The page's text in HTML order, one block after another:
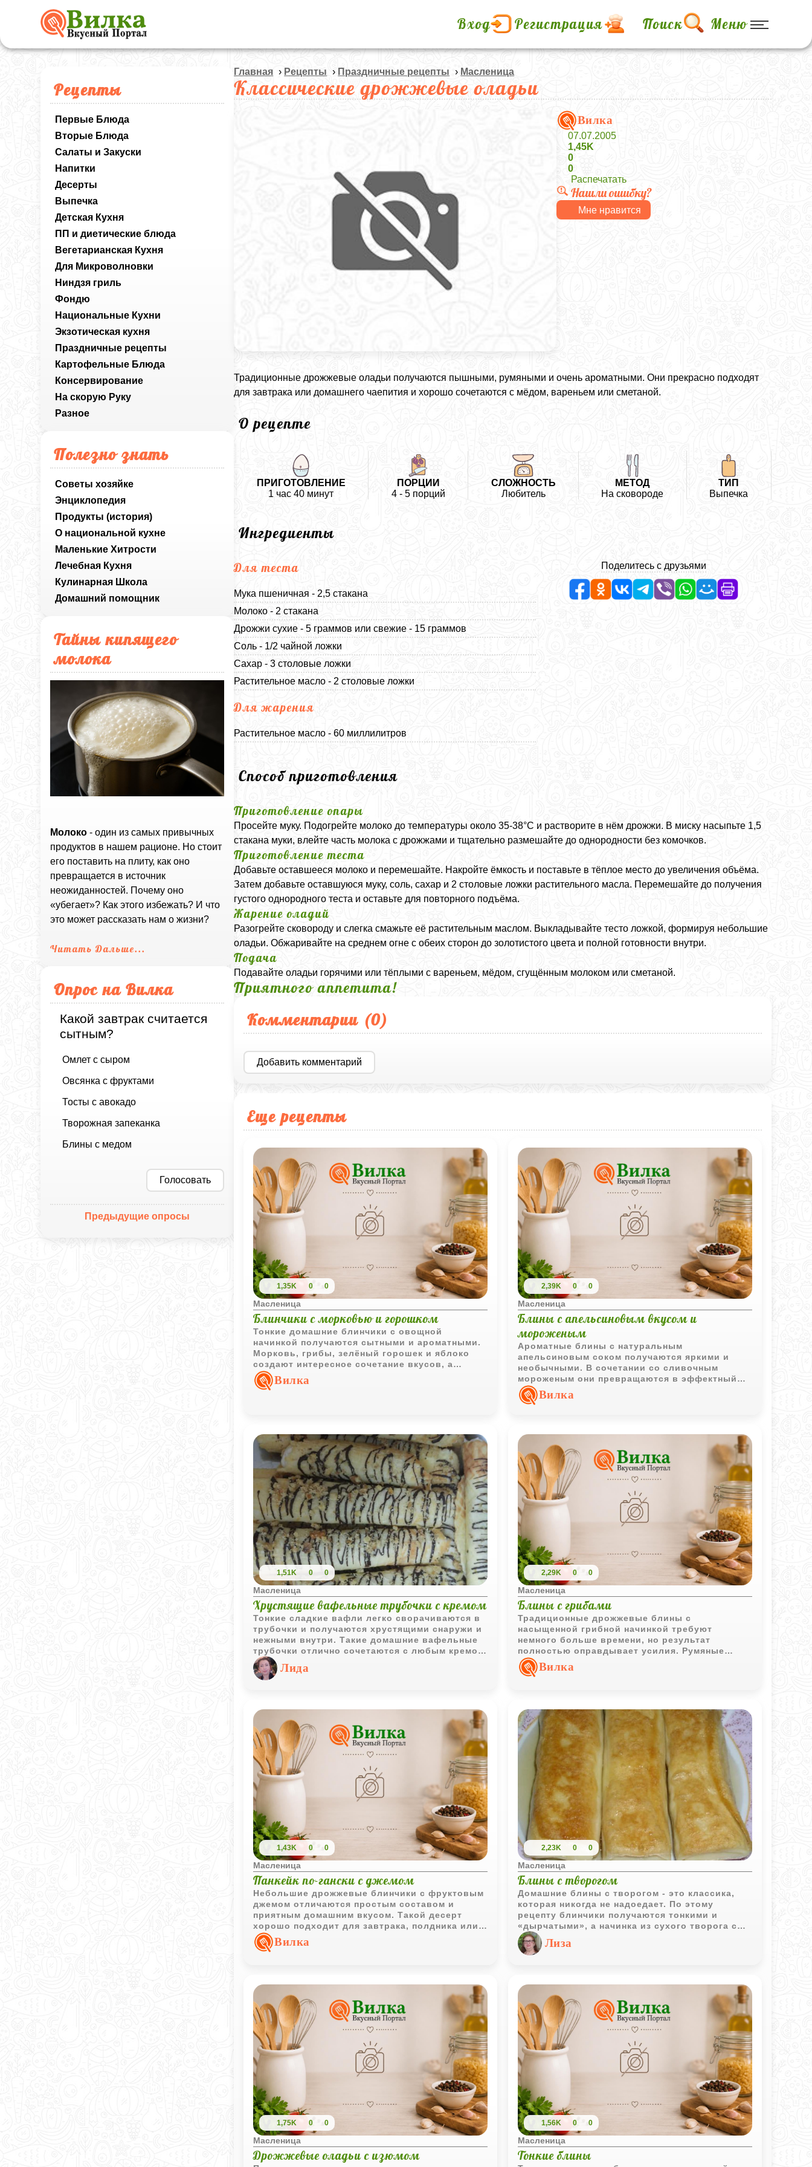
Вход Регистрация Поиск Меню
Рецепты
Первые Блюда
Вторые Блюда
Салаты и Закуски
Напитки
Десерты
Выпечка
Детская Кухня
ПП и диетические блюда
Вегетарианская Кухня
Для Микроволновки
Ниндзя гриль
Фондю
Национальные Кухни
Экзотическая кухня
Праздничные рецепты
Картофельные Блюда
Консервирование
На скорую Руку
Разное
Полезно знать
Советы хозяйке
Энциклопедия
Продукты (история)
О национальной кухне
Маленькие Хитрости
Лечебная Кухня
Кулинарная Школа
Домашний помощник
Тайны кипящего
молока
Молоко - один из самых привычных
продуктов в нашем рационе. Но стоит
его поставить на плиту, как оно
превращается в источник
неожиданностей. Почему оно
«убегает»? Как этого избежать? И что
это может рассказать нам о жизни?
Читать Дальше...
Опрос на Вилка
Какой завтрак считается
сытным?
Омлет с сыром
Овсянка с фруктами
Тосты с авокадо
Творожная запеканка
Блины с медом
Голосовать
Предыдущие опросы
Главная › Рецепты › Праздничные рецепты › Масленица
Классические дрожжевые оладьи
Вилка
07.07.2005
1,45K
0
0
Распечатать
Нашли ошибку?
Мне нравится
Традиционные дрожжевые оладьи получаются пышными, румяными и очень ароматными. Они прекрасно подходят
для завтрака или домашнего чаепития и хорошо сочетаются с мёдом, вареньем или сметаной.
О рецепте
ПРИГОТОВЛЕНИЕ
1 час 40 минут
ПОРЦИИ
4 - 5 порций
СЛОЖНОСТЬ
Любитель
МЕТОД
На сковороде
ТИП
Выпечка
Ингредиенты
Для теста
Мука пшеничная - 2,5 стакана
Молоко - 2 стакана
Дрожжи сухие - 5 граммов или свежие - 15 граммов
Соль - 1/2 чайной ложки
Сахар - 3 столовые ложки
Растительное масло - 2 столовые ложки
Для жарения
Растительное масло - 60 миллилитров
Поделитесь с друзьями
Способ приготовления
Приготовление опары
Просейте муку. Подогрейте молоко до температуры около 35-38°C и растворите в нём дрожжи. В миску насыпьте 1,5
стакана муки, влейте часть молока с дрожжами и тщательно размешайте до однородности без комочков.
Приготовление теста
Добавьте оставшееся молоко и перемешайте. Накройте ёмкость и поставьте в тёплое место до увеличения объёма.
Затем добавьте оставшуюся муку, соль, сахар и 2 столовые ложки растительного масла. Перемешайте до получения
густого однородного теста и оставьте для повторного подъёма.
Жарение оладий
Разогрейте сковороду и слегка смажьте её растительным маслом. Выкладывайте тесто ложкой, формируя небольшие
оладьи. Обжаривайте на среднем огне с обеих сторон до золотистого цвета и полной готовности внутри.
Подача
Подавайте оладьи горячими или тёплыми с вареньем, мёдом, сгущённым молоком или сметаной.
Приятного аппетита!
Комментарии (0)
Добавить комментарий
Еще рецепты
1,35K 0 0
Масленица
Блинчики с морковью и горошком
Тонкие домашние блинчики с овощной
начинкой получаются сытными и ароматными.
Морковь, грибы, зелёный горошек и яблоко
создают интересное сочетание вкусов, а
лёгкий овощной соус делает блюдо особенно
аппетитным.
Вилка
2,39K 0 0
Масленица
Блины с апельсиновым вкусом и
мороженым
Ароматные блины с натуральным
апельсиновым соком получаются яркими и
необычными. В сочетании со сливочным
мороженым они превращаются в эффектный
десерт, который подойдёт как для семейного
чаепития, так и для праздничной подачи.
Вилка
1,51K 0 0
Масленица
Хрустящие вафельные трубочки с кремом
Тонкие сладкие вафли легко сворачиваются в
трубочки и получаются хрустящими снаружи и
нежными внутри. Такие домашние вафельные
трубочки отлично сочетаются с любым кремом
и подходят как для семейного чаепития, так и
для праздничного десерта.
Лида
2,29K 0 0
Масленица
Блины с грибами
Традиционные дрожжевые блины с
насыщенной грибной начинкой требуют
немного больше времени, но результат
полностью оправдывает усилия. Румяные
блинчики с ароматными грибами отлично
подходят как для семейного обеда, так и для
Вилка
1,43K 0 0
Масленица
Панкейк по-гански с джемом
Небольшие дрожжевые блинчики с фруктовым
джемом отличаются простым составом и
приятным домашним вкусом. Такой десерт
хорошо подходит для завтрака, полдника или
чаепития.
Вилка
2,23K 0 0
Масленица
Блины с творогом
Домашние блины с творогом - это классика,
которая никогда не надоедает. По этому
рецепту блинчики получаются тонкими и
«дырчатыми», а начинка из сухого творога с
ванилью остается нежной и ароматной.
Лиза
1,75K 0 0
Масленица
Дрожжевые оладьи с изюмом
1,56K 0 0
Масленица
Тонкие блины